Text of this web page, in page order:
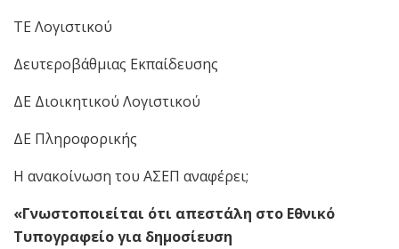
ΤΕ Λογιστικού
Δευτεροβάθμιας Εκπαίδευσης
ΔΕ Διοικητικού Λογιστικού
ΔΕ Πληροφορικής
Η ανακοίνωση του ΑΣΕΠ αναφέρει;
«Γνωστοποιείται ότι απεστάλη στο Εθνικό
Τυπογραφείο για δημοσίευση